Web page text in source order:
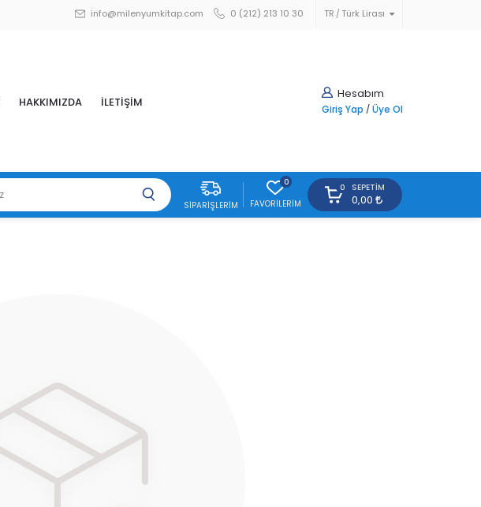
TR Türk Lirası
info@milenyumkitap.com 0 (212) 213 10 30
Hesabım
Giriş Yap / Üye Ol
HAKKIMIZDA İLETİŞİM
SIPARIŞLERIM
0
FAVORILERIM
0 SEPETIM
0,00